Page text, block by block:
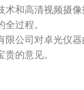
术和高清视频摄
过程。
限公司对卓光仪
的意见。